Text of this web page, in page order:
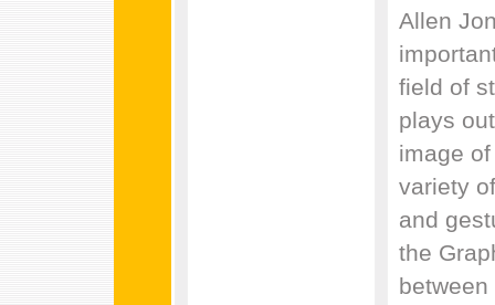
Allen
field of
plays
image
variety
and
the